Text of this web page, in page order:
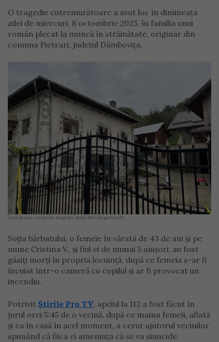
O tragedie cutremurătoare a avut loc în dimineața
zilei de miercuri, 8 octombrie 2025, în familia unui
român plecat la muncă în străinătate, originar din
comuna Pietrari, județul Dâmbovița.
Casa în care a avut loc tragedia. Sursă foto: Reporter DB.
Soția bărbatului, o femeie în vârstă de 43 de ani și pe
nume Cristina V., și fiul ei de numai 5 anișori, au fost
găsiți morți în propria locuință, după ce femeia s-ar fi
încuiat într-o cameră cu copilul și ar fi provocat un
incendiu.
Potrivit Știrile Pro TV, apelul la 112 a fost făcut în
jurul orei 5:45 de o vecină, după ce mama femeii, aflată
și ea în casă în acel moment, a cerut ajutorul vecinilor
spunând că fiica ei amenința că se va sinucide.